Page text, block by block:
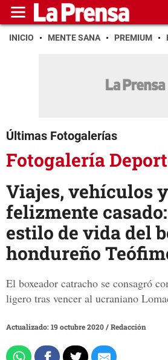
INICIO MENTE SANA PREMIUM
Últimas Fotogalerías
Fotogalería
Viajes, vehículos y
felizmente
estilo de vida del
hondureño
El boxeador catracho se consagró
ligero tras vencer al ucraniano
Actualizado: 19 octubre 2020/Redacción